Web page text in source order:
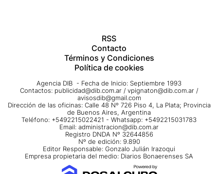
RSS
Contacto
Términos y Condiciones
Política de cookies
Agencia DIB - Fecha de Inicio: Septiembre 1993
Contactos: publicidad@dib.com.ar / vpignaton@dib.com.ar /
avisosdib@gmail.com
Dirección de las oficinas: Calle 48 Nº 726 Piso 4, La Plata; Provincia
de Buenos Aires, Argentina
Teléfono: +5492215022421 - Whatsapp: +5492215031783
Email: administracion@dib.com.ar
Registro DNDA Nº 32644856
Nº de edición: 9.890
Editor Responsable: Gonzalo Julián Irazoqui
Empresa propietaria del medio: Diarios Bonaerenses SA